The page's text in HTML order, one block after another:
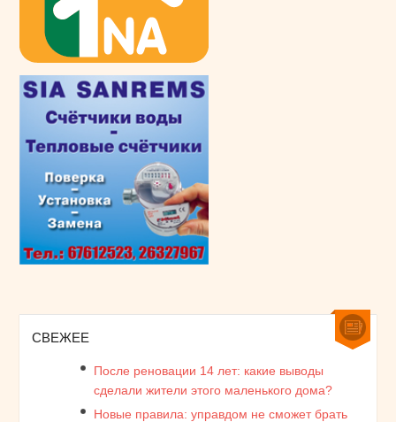
СВЕЖЕЕ
После реновации 14 лет: какие выводы
сделали жители этого маленького дома?
Новые правила: управдом не сможет брать